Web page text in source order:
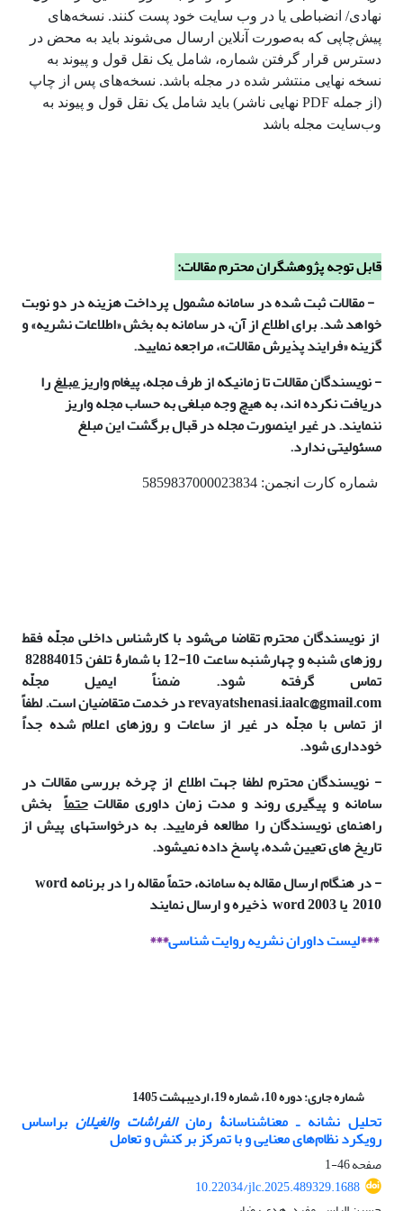
نهادی/ انضباطی یا در وب سایت خود پست کنند. نسخه‌های
پیش‌چاپی که به‌صورت آنلاین ارسال می‌شوند باید به محض در
دسترس قرار گرفتن شماره، شامل یک نقل قول و پیوند به
نسخه نهایی منتشر شده در مجله باشد. نسخه‌های پس از چاپ
(از جمله PDF نهایی ناشر) باید شامل یک نقل قول و پیوند به
وب‌سایت مجله باشد
قابل توجه پژوهشگران محترم مقالات:
- مقالات ثبت شده در سامانه مشمولپرداخت هزینه در دو نوبت
خواهد شد. برای اطلاع از آن، در سامانه به بخش «اطلاعات نشریه» و
گزینه «فرایند پذیرش مقالات»، مراجعه نمایید.
- نویسندگان مقالات تا زمانیکه از طرف مجله، پیغامواریز مبلغرا
دریافت نکرده اند، به هیچ وجه مبلغی به حساب مجله واریز
ننمایند. در غیر اینصورت مجله در قبال برگشت این مبلغ
مسئولیتی ندارد.
شماره کارت انجمن: 5859837000023834
از نویسندگان محترم تقاضا می‌شود با کارشناس داخلی مجلّه فقط
تماس گرفته شود. ضمناً ایمیل مجلّه
revayatshenasi.iaalc@gmail.com در خدمت متقاضیان است. لطفاً
از تماس با مجلّه در غیر از ساعات و روزهای اعلام شده جداً
خودداری شود.
- نویسندگان محترم لطفا جهت اطلاع از چرخه بررسی مقالات در
سامانه و پیگیری روند و مدت زمان داوری مقالاتحتماً بخش
راهنمای نویسندگان را مطالعه فرمایید. به درخواستهای پیش از
تاریخ های تعیین شده، پاسخ داده نمی­شود.
-در هنگام ارسال مقاله به سامانه، حتماً مقاله را در برنامهword
2010 یاword 2003 ذخیره و ارسال نمایند
***لیست داوران نشریه روایت شناسی***
شماره جاری:دوره 10، شماره 19، اردیبهشت 1405
تحلیل نشانه ـ معناشناسانۀ رمانالفراشات والغیلان براساس
رویکرد نظام‌های معنایی و با تمرکز بر کنش و تعامل
صفحه46-1
10.22034/jlc.2025.489329.1688